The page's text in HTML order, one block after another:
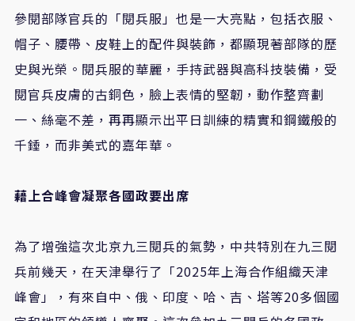
參閱部隊官兵的「閱兵服」也是一大亮點，包括衣服、
帽子、腰帶、皮鞋上的配件與裝飾，都顯現著部隊的歷
史與光榮。閱兵服的華麗，手持武器與高科技裝備，受
閱官兵皮膚的古銅色，臉上表情的堅韌，動作整齊劃
一、絲毫不差，再再顯示出平日訓練的精實和鋼鐵般的
千錘，而非美式的嘉年華。
藉上合峰會凝聚各國政要出席
為了增強這次北京九三閱兵的氣勢，中共特別在九三閱
兵前幾天，在天津舉行了「2025年上海合作組織天津
峰會」，有來自中、俄、印度、哈、吉、塔等20多個國